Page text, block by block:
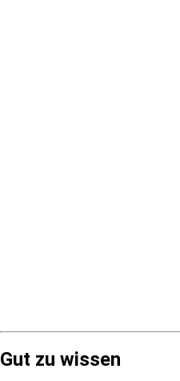
Gut zu wissen